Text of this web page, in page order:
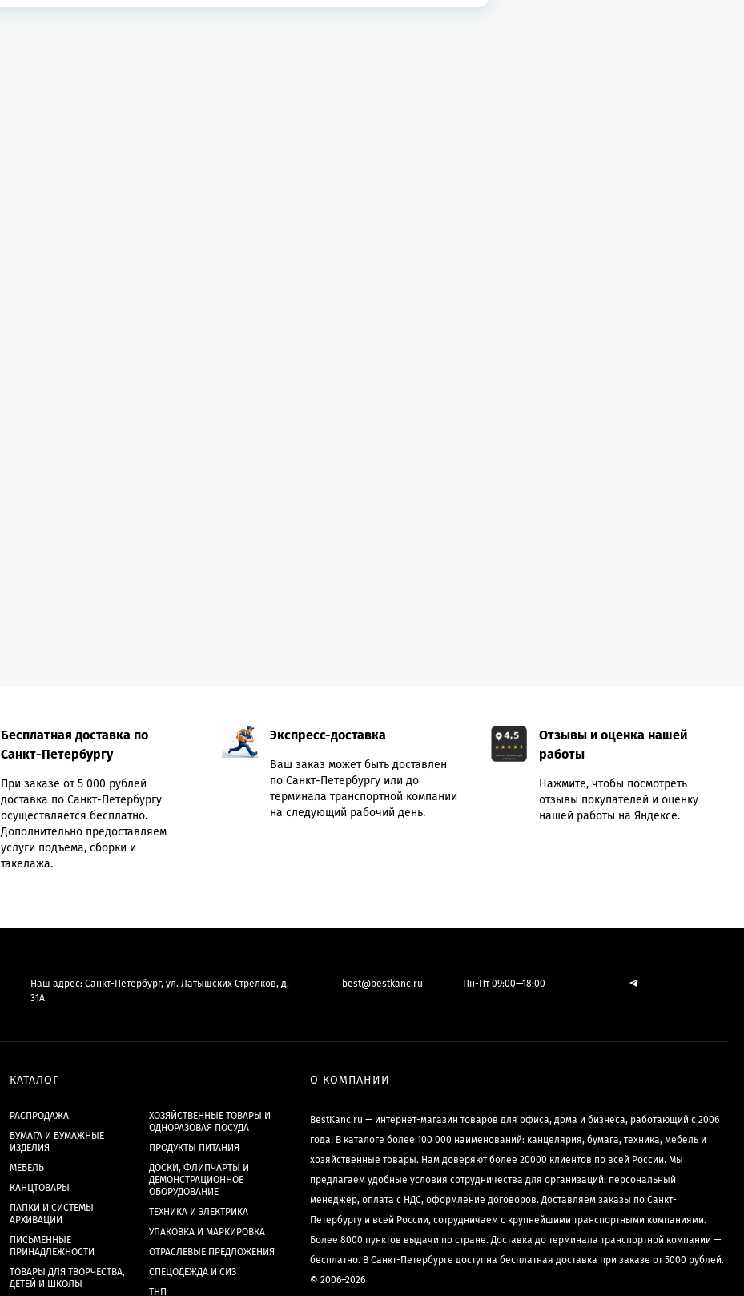
Бесплатная доставка по
Санкт-Петербургу
При заказе от 5 000 рублей
доставка по Санкт-Петербургу
осуществляется бесплатно.
Дополнительно предоставляем
услуги подъёма, сборки и
такелажа.
Экспресс-доставка
Ваш заказ может быть доставлен
по Санкт-Петербургу или до
терминала транспортной компании
на следующий рабочий день.
Отзывы и оценка нашей
работы
Нажмите, чтобы посмотреть
отзывы покупателей и оценку
нашей работы на Яндексе.
Наш адрес: Санкт-Петербург, ул. Латышских Стрелков, д.
31А
best@bestkanc.ru Пн-Пт 09:00—18:00
КАТАЛОГ
РАСПРОДАЖА
БУМАГА И БУМАЖНЫЕ
ИЗДЕЛИЯ
МЕБЕЛЬ
КАНЦТОВАРЫ
ПАПКИ И СИСТЕМЫ
АРХИВАЦИИ
ПИСЬМЕННЫЕ
ПРИНАДЛЕЖНОСТИ
ТОВАРЫ ДЛЯ ТВОРЧЕСТВА,
ДЕТЕЙ И ШКОЛЫ
ХОЗЯЙСТВЕННЫЕ ТОВАРЫ И
ОДНОРАЗОВАЯ ПОСУДА
ПРОДУКТЫ ПИТАНИЯ
ДОСКИ, ФЛИПЧАРТЫ И
ДЕМОНСТРАЦИОННОЕ
ОБОРУДОВАНИЕ
ТЕХНИКА И ЭЛЕКТРИКА
УПАКОВКА И МАРКИРОВКА
ОТРАСЛЕВЫЕ ПРЕДЛОЖЕНИЯ
СПЕЦОДЕЖДА И СИЗ
ТНП
О КОМПАНИИ
BestKanc.ru — интернет-магазин товаров для офиса, дома и бизнеса, работающий с 2006
года. В каталоге более 100 000 наименований: канцелярия, бумага, техника, мебель и
хозяйственные товары. Нам доверяют более 20000 клиентов по всей России. Мы
предлагаем удобные условия сотрудничества для организаций: персональный
менеджер, оплата с НДС, оформление договоров. Доставляем заказы по Санкт-
Петербургу и всей России, сотрудничаем с крупнейшими транспортными компаниями.
Более 8000 пунктов выдачи по стране. Доставка до терминала транспортной компании —
бесплатно. В Санкт-Петербурге доступна бесплатная доставка при заказе от 5000 рублей.
© 2006–2026